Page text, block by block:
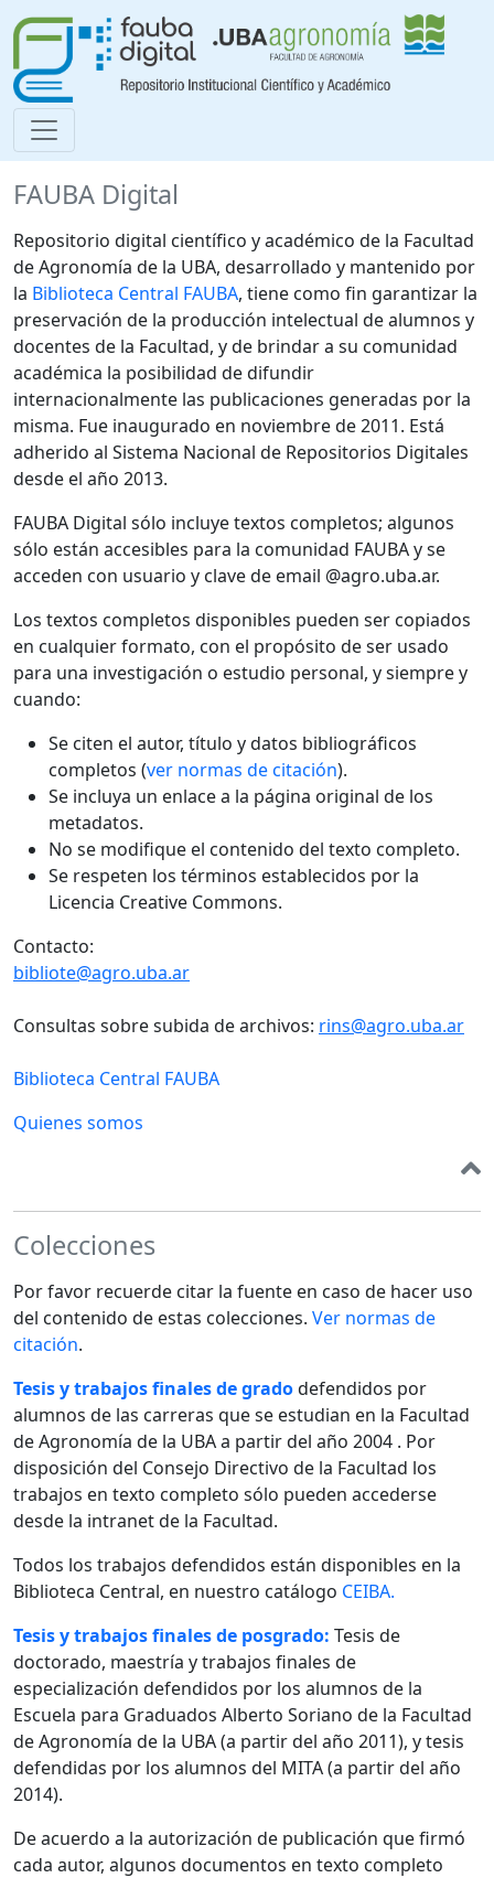
FAUBA Digital
Repositorio digital científico y académico de la Facultad
de Agronomía de la UBA, desarrollado y mantenido por
la Biblioteca Central FAUBA, tiene como fin garantizar la
preservación de la producción intelectual de alumnos y
docentes de la Facultad, y de brindar a su comunidad
académica la posibilidad de difundir
internacionalmente las publicaciones generadas por la
misma. Fue inaugurado en noviembre de 2011. Está
adherido al Sistema Nacional de Repositorios Digitales
desde el año 2013.
FAUBA Digital sólo incluye textos completos; algunos
sólo están accesibles para la comunidad FAUBA y se
acceden con usuario y clave de email @agro.uba.ar.
Los textos completos disponibles pueden ser copiados
en cualquier formato, con el propósito de ser usado
para una investigación o estudio personal, y siempre y
cuando:
Se citen el autor, título y datos bibliográficos
completos (ver normas de citación).
Se incluya un enlace a la página original de los
metadatos.
No se modifique el contenido del texto completo.
Se respeten los términos establecidos por la
Licencia Creative Commons.
Contacto:
bibliote@agro.uba.ar
Consultas sobre subida de archivos: rins@agro.uba.ar
Biblioteca Central FAUBA
Quienes somos
Colecciones
Por favor recuerde citar la fuente en caso de hacer uso
del contenido de estas colecciones. Ver normas de
citación.
Tesis y trabajos finales de gradodefendidos por
alumnos de las carreras que se estudian en la Facultad
de Agronomía de la UBA a partir del año 2004 . Por
disposición del Consejo Directivo de la Facultad los
trabajos en texto completo sólo pueden accederse
desde la intranet de la Facultad.
Todos los trabajos defendidos están disponibles en la
Biblioteca Central, en nuestro catálogo CEIBA.
Tesis y trabajos finales de posgrado: Tesis de
doctorado, maestría y trabajos finales de
especialización defendidos por los alumnos de la
Escuela para Graduados Alberto Soriano de la Facultad
de Agronomía de la UBA (a partir del año 2011), y tesis
defendidas por los alumnos del MITA (a partir del año
2014).
De acuerdo a la autorización de publicación que firmó
cada autor, algunos documentos en texto completo